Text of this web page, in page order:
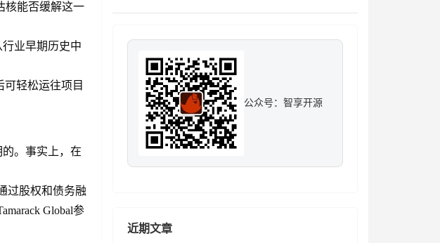
核能否缓解这一
行业早期历史中
可轻松运往项目
。事实上，在
过股权和债务融
Global参
公众号：智享开源
近期文章